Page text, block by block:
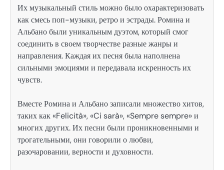
Их музыкальный стиль можно было охарактеризовать
как смесь поп-музыки, ретро и эстрады. Ромина и
Альбано были уникальным дуэтом, который смог
соединить в своем творчестве разные жанры и
направления. Каждая их песня была наполнена
сильными эмоциями и передавала искренность их
чувств.
Вместе Ромина и Альбано записали множество хитов,
таких как «Felicità», «Ci sarà», «Sempre sempre» и
многих других. Их песни были проникновенными и
трогательными, они говорили о любви,
разочаровании, верности и духовности.